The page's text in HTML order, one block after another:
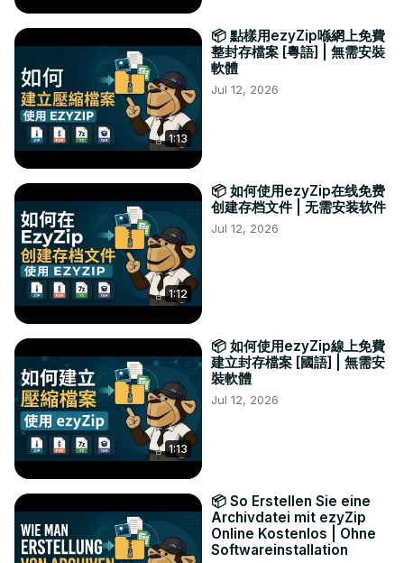
1:13
📦 點樣用ezyZip喺網上免費
整封存檔案 [粵語] | 無需安裝
軟體
Jul 12, 2026
1:12
📦 如何使用ezyZip在线免费
创建存档文件 | 无需安装软件
Jul 12, 2026
1:13
📦 如何使用ezyZip線上免費
建立封存檔案 [國語] | 無需安
裝軟體
Jul 12, 2026
📦 So Erstellen Sie eine
Archivdatei mit ezyZip
Online Kostenlos | Ohne
Softwareinstallation